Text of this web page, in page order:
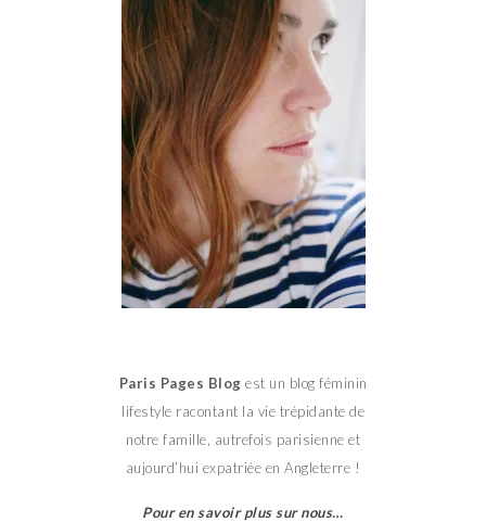
Paris Pages Blog est un blog féminin
lifestyle racontant la vie trépidante de
notre famille, autrefois parisienne et
aujourd’hui expatriée en Angleterre !
Pour en savoir plus sur nous…